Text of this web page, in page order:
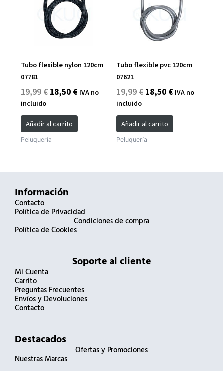
Tubo flexible nylon 120cm
07781
19,99€
era:
19,99 €.
18,50 €
es:
18,50 €.
IVA no
incluido
Añadir al carrito
Peluquería
Tubo flexible pvc 120cm
07621
19,99€
era:
19,99 €.
18,50 €
es:
18,50 €.
IVA no
incluido
Añadir al carrito
Peluquería
Información
Contacto
Política de Privacidad
Condiciones de compra
Política de Cookies
Soporte al cliente
Mi Cuenta
Carrito
Preguntas Frecuentes
Envíos y Devoluciones
Contacto
Destacados
Ofertas y Promociones
Nuestras Marcas